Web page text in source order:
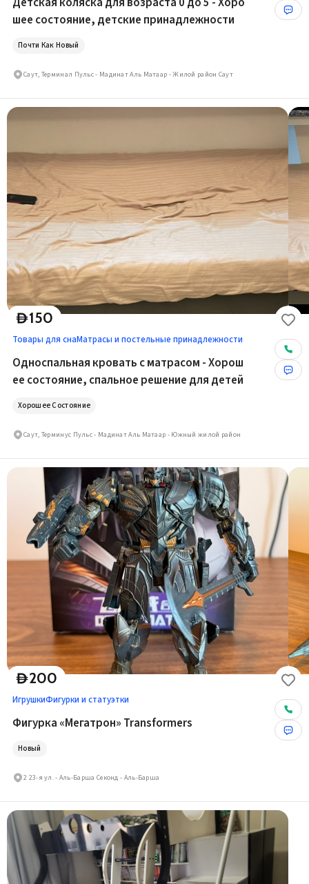
шее состояние, детские принадлежности
Почти Как Новый
Саут, Терминал Пульс - Мадинат Аль Матаар - Жилой район Саут
D150
Товары для снаМатрасы и постельные принадлежности
Односпальная кровать с матрасом - Хорош
ее состояние, спальное решение для детей
Хорошее Состояние
Саут, Терминус Пульс - Мадинат Аль Матаар - Южный жилой район
D200
ИгрушкиФигурки и статуэтки
Фигурка «Мегатрон» Transformers
Новый
2 23-я ул. - Аль-Барша Секонд - Аль-Барша